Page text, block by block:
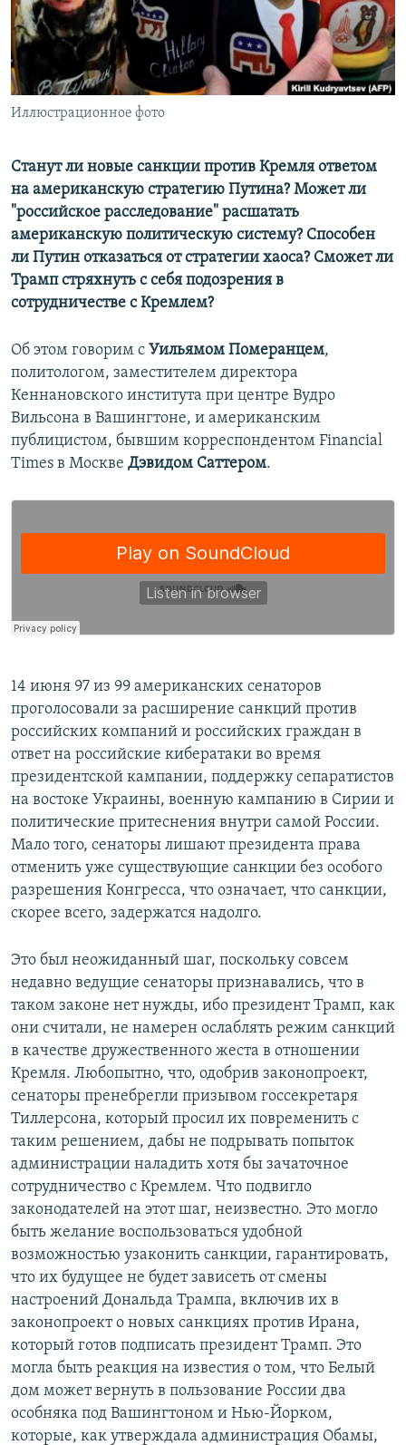
ПОБЕДИТЕЛЕЙ НЕ СУДЯТ?
КРЫМ.НЕПОКОРЕННЫЙ
ELIFBE
УКРАИНСКАЯ ПРОБЛЕМА КРЫМА
ПРИСОЕДИНЯЙТЕСЬ!
Иллюстрационное фото
Станут ли новые санкции против Кремля ответом
на американскую стратегию Путина? Может ли
"российское расследование" расшатать
американскую политическую систему? Способен
ли Путин отказаться от стратегии хаоса? Сможет ли
Трамп стряхнуть с себя подозрения в
сотрудничестве с Кремлем?
Об этом говорим с Уильямом Померанцем,
политологом, заместителем директора
Кеннановского института при центре Вудро
Вильсона в Вашингтоне, и американским
публицистом, бывшим корреспондентом Financial
Times в Москве Дэвидом Саттером.
14 июня 97 из 99 американских сенаторов
проголосовали за расширение санкций против
российских компаний и российских граждан в
ответ на российские кибератаки во время
президентской кампании, поддержку сепаратистов
на востоке Украины, военную кампанию в Сирии и
политические притеснения внутри самой России.
Мало того, сенаторы лишают президента права
отменить уже существующие санкции без особого
разрешения Конгресса, что означает, что санкции,
скорее всего, задержатся надолго.
Это был неожиданный шаг, поскольку совсем
недавно ведущие сенаторы признавались, что в
таком законе нет нужды, ибо президент Трамп, как
они считали, не намерен ослаблять режим санкций
в качестве дружественного жеста в отношении
Кремля. Любопытно, что, одобрив законопроект,
сенаторы пренебрегли призывом госсекретаря
Тиллерсона, который просил их повременить с
таким решением, дабы не подрывать попыток
администрации наладить хотя бы зачаточное
сотрудничество с Кремлем. Что подвигло
законодателей на этот шаг, неизвестно. Это могло
быть желание воспользоваться удобной
возможностью узаконить санкции, гарантировать,
что их будущее не будет зависеть от смены
настроений Дональда Трампа, включив их в
законопроект о новых санкциях против Ирана,
который готов подписать президент Трамп. Это
могла быть реакция на известия о том, что Белый
дом может вернуть в пользование России два
особняка под Вашингтоном и Нью-Йорком,
которые, как утверждала администрация Обамы,